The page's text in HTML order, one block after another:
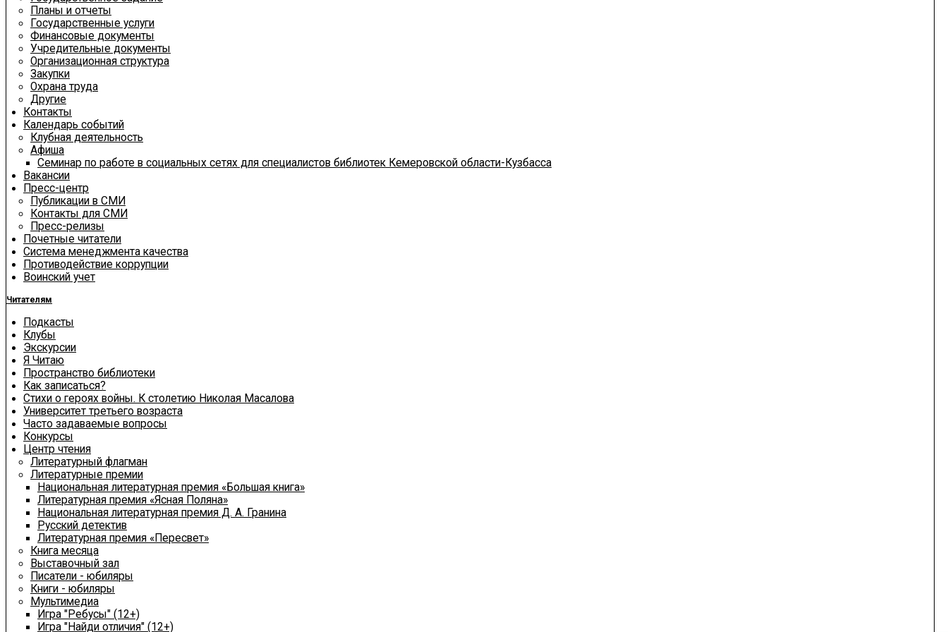
Планы и отчеты
Государственные услуги
Финансовые документы
Учредительные документы
Организационная структура
Закупки
Охрана труда
Другие
Контакты
Календарь событий
Клубная деятельность
Афиша
Семинар по работе в социальных сетях для специалистов библиотек Кемеровской области-Кузбасса
Вакансии
Пресс-центр
Публикации в СМИ
Контакты для СМИ
Пресс-релизы
Почетные читатели
Система менеджмента качества
Противодействие коррупции
Воинский учет
Читателям
Подкасты
Клубы
Экскурсии
Я Читаю
Пространство библиотеки
Как записаться?
Стихи о героях войны. К столетию Николая Масалова
Университет третьего возраста
Часто задаваемые вопросы
Конкурсы
Центр чтения
Литературный флагман
Литературные премии
Национальная литературная премия «Большая книга»
Литературная премия «Ясная Поляна»
Национальная литературная премия Д. А. Гранина
Русский детектив
Литературная премия «Пересвет»
Книга месяца
Выставочный зал
Писатели - юбиляры
Книги - юбиляры
Мультимедиа
Игра "Ребусы" (12+)
Игра "Найди отличия" (12+)